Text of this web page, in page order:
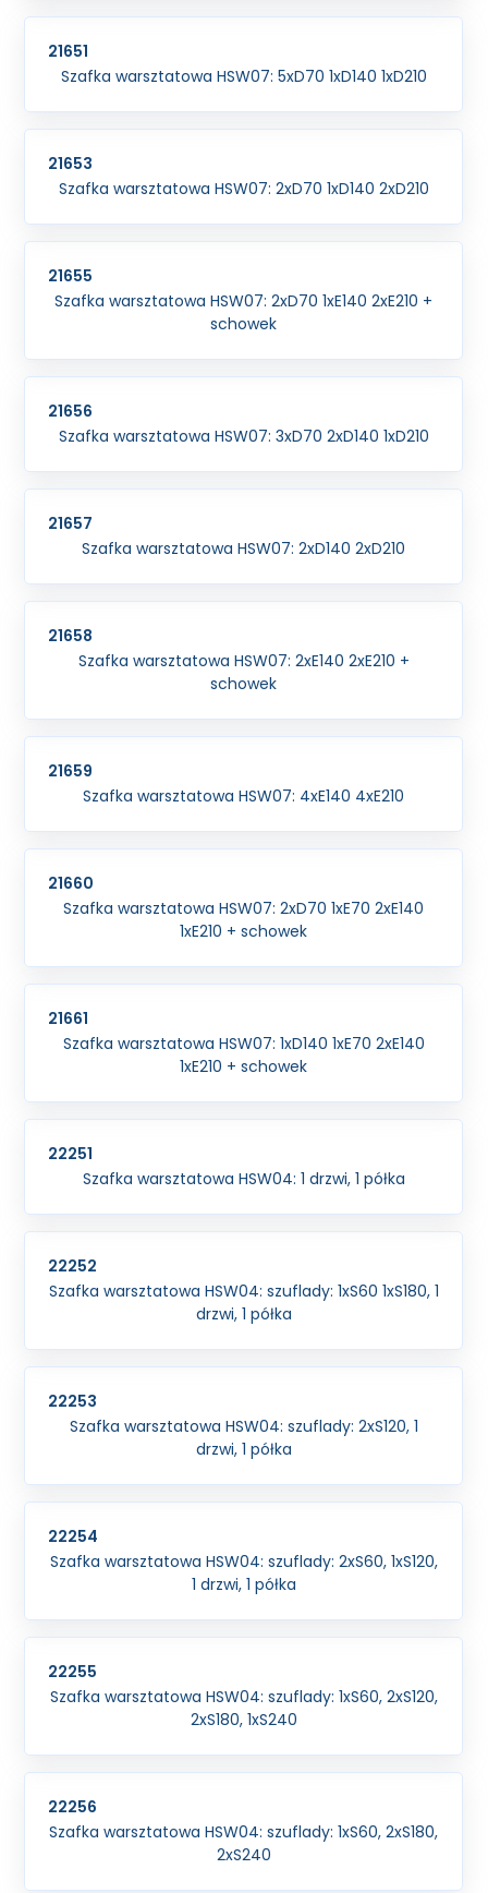
21651
Szafka warsztatowa HSW07: 5xD70 1xD140 1xD210
21653
Szafka warsztatowa HSW07: 2xD70 1xD140 2xD210
21655
Szafka warsztatowa HSW07: 2xD70 1xE140 2xE210 +
schowek
21656
Szafka warsztatowa HSW07: 3xD70 2xD140 1xD210
21657
Szafka warsztatowa HSW07: 2xD140 2xD210
21658
Szafka warsztatowa HSW07: 2xE140 2xE210 +
schowek
21659
Szafka warsztatowa HSW07: 4xE140 4xE210
21660
Szafka warsztatowa HSW07: 2xD70 1xE70 2xE140
1xE210 + schowek
21661
Szafka warsztatowa HSW07: 1xD140 1xE70 2xE140
1xE210 + schowek
22251
Szafka warsztatowa HSW04: 1 drzwi, 1 półka
22252
Szafka warsztatowa HSW04: szuflady: 1xS60 1xS180, 1
drzwi, 1 półka
22253
Szafka warsztatowa HSW04: szuflady: 2xS120, 1
drzwi, 1 półka
22254
Szafka warsztatowa HSW04: szuflady: 2xS60, 1xS120,
1 drzwi, 1 półka
22255
Szafka warsztatowa HSW04: szuflady: 1xS60, 2xS120,
2xS180, 1xS240
22256
Szafka warsztatowa HSW04: szuflady: 1xS60, 2xS180,
2xS240